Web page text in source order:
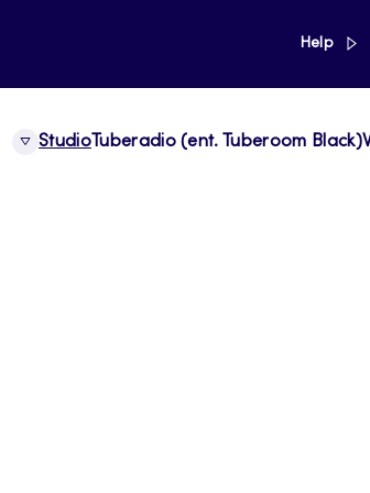
Help
StudioTuberadio (ent. Tuberoom Black)